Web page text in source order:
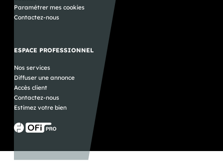
Paramétrer mes cookies
Contactez-nous
ESPACE PROFESSIONNEL
Nos services
Diffuser une annonce
Accès client
Contactez-nous
Estimez votre bien